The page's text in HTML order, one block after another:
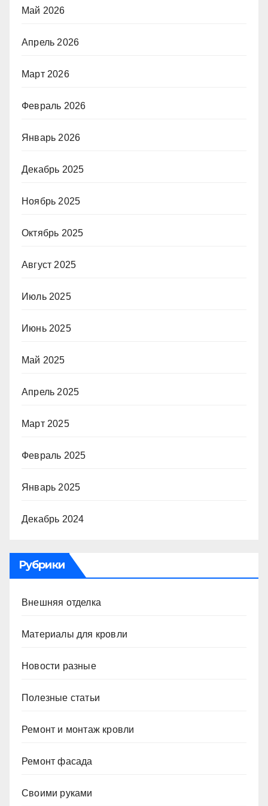
Май 2026
Апрель 2026
Март 2026
Февраль 2026
Январь 2026
Декабрь 2025
Ноябрь 2025
Октябрь 2025
Август 2025
Июль 2025
Июнь 2025
Май 2025
Апрель 2025
Март 2025
Февраль 2025
Январь 2025
Декабрь 2024
Рубрики
Внешняя отделка
Материалы для кровли
Новости разные
Полезные статьи
Ремонт и монтаж кровли
Ремонт фасада
Своими руками